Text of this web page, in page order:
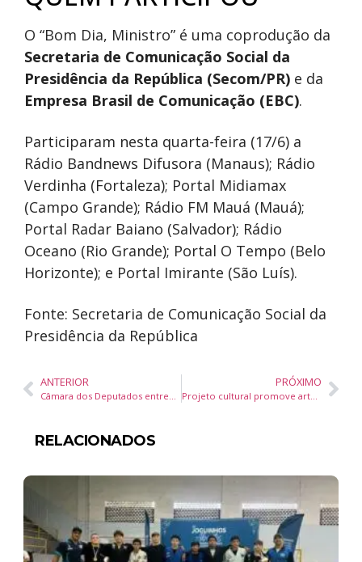
O “Bom Dia, Ministro” é uma coprodução da
Secretaria de Comunicação Social da
Presidência da República (Secom/PR) e da
Empresa Brasil de Comunicação (EBC).
Participaram nesta quarta-feira (17/6) a
Rádio Bandnews Difusora (Manaus); Rádio
Verdinha (Fortaleza); Portal Midiamax
(Campo Grande); Rádio FM Mauá (Mauá);
Portal Radar Baiano (Salvador); Rádio
Oceano (Rio Grande); Portal O Tempo (Belo
Horizonte); e Portal Imirante (São Luís).
Fonte: Secretaria de Comunicação Social da
Presidência da República
ANTERIOR
Câmara dos Deputados entrega Prêmio Mulheres na Ciência e reconhece pesquisadoras brasileiras
PRÓXIMO
Projeto cultural promove arteterapia e inclusão para mulheres com deficiência física em Itajaí
RELACIONADOS